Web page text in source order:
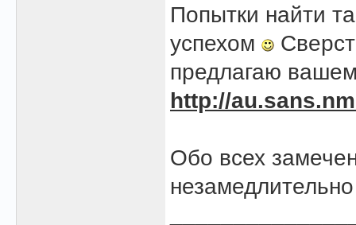
Попытки найти
успехом
предлагаю
http://
Обо всех